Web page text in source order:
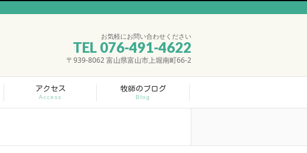
お気軽にお問い合わせください
TEL 076-491-4622
〒939-8062 富山県富山市上堀南町66-2
アクセス
Access
牧師のブログ
Blog